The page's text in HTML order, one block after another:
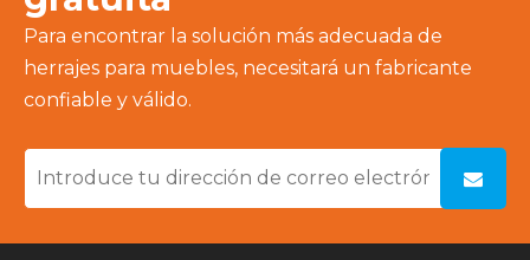
Para encontrar la solución más adecuada de
herrajes para muebles, necesitará un fabricante
confiable y válido.